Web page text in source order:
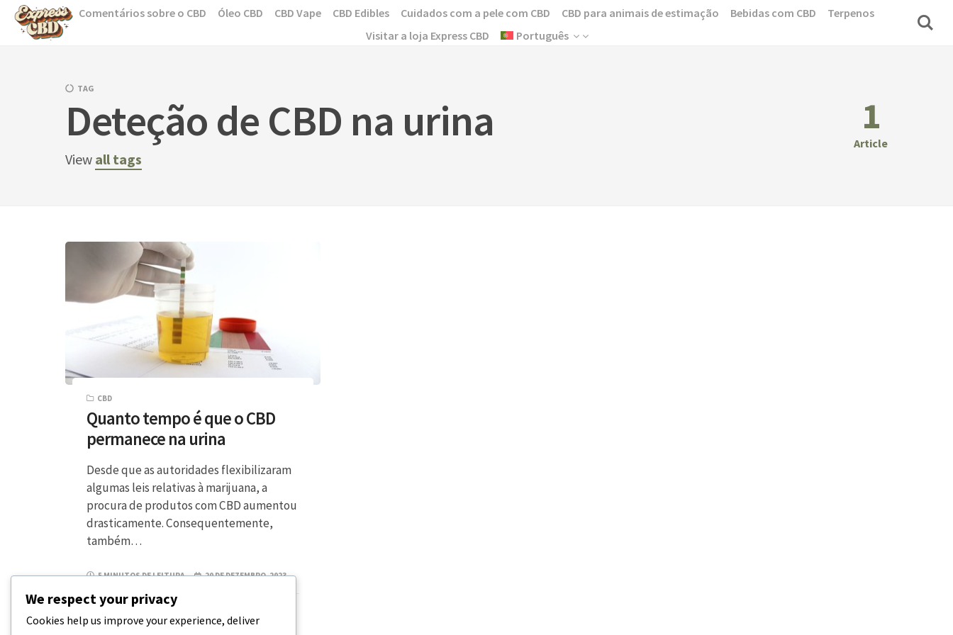
Skip
Comentários sobre o CBD Óleo CBD CBD Vape CBD Edibles Cuidados com a pele com CBD CBD para animais de estimação Bebidas com CBD
Terpenos
Visitar a loja Express CBD
Português
TAG
Deteção de CBD na urina
View all tags
1
Article
CBD
Quanto tempo é que o CBD
permanece na urina
Desde que as autoridades flexibilizaram
algumas leis relativas à marijuana, a
procura de produtos com CBD aumentou
drasticamente. Consequentemente,
também…
5 MINUTOS DE LEITURA 20 DE DEZEMBRO, 2023
We respect your privacy
Cookies help us improve your experience, deliver